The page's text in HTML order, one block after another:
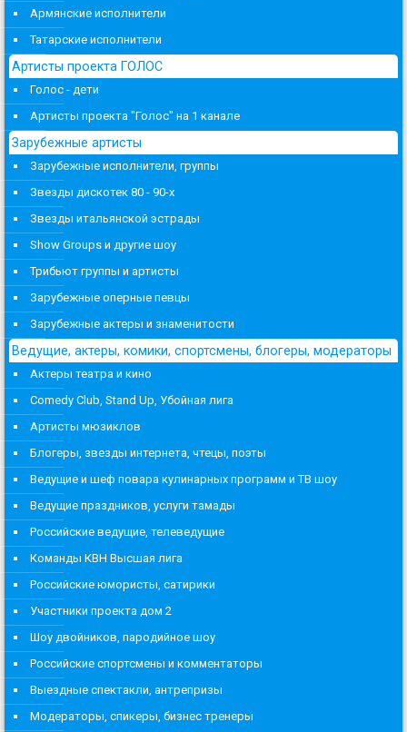
Армянские исполнители
Татарские исполнители
Артисты проекта ГОЛОС
Голос - дети
Артисты проекта "Голос" на 1 канале
Зарубежные артисты
Зарубежные исполнители, группы
Звезды дискотек 80 - 90-х
Звезды итальянской эстрады
Show Groups и другие шоу
Трибьют группы и артисты
Зарубежные оперные певцы
Зарубежные актеры и знаменитости
Ведущие, актеры, комики, спортсмены, блогеры, модераторы
Актеры театра и кино
Comedy Club, Stand Up, Убойная лига
Артисты мюзиклов
Блогеры, звезды интернета, чтецы, поэты
Ведущие и шеф повара кулинарных программ и ТВ шоу
Ведущие праздников, услуги тамады
Российские ведущие, телеведущие
Команды КВН Высшая лига
Российские юмористы, сатирики
Участники проекта дом 2
Шоу двойников, пародийное шоу
Российские спортсмены и комментаторы
Выездные спектакли, антрепризы
Модераторы, спикеры, бизнес тренеры